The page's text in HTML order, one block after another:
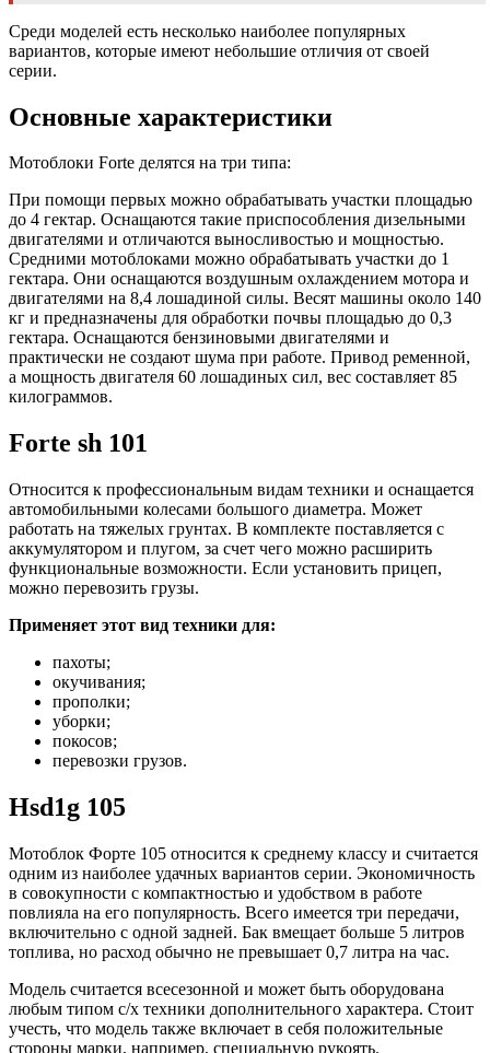
Среди моделей есть несколько наиболее популярных
вариантов, которые имеют небольшие отличия от своей
серии.
Основные характеристики
Мотоблоки Forte делятся на три типа:
При помощи первых можно обрабатывать участки площадью
до 4 гектар. Оснащаются такие приспособления дизельными
двигателями и отличаются выносливостью и мощностью.
Средними мотоблоками можно обрабатывать участки до 1
гектара. Они оснащаются воздушным охлаждением мотора и
двигателями на 8,4 лошадиной силы. Весят машины около 140
кг и предназначены для обработки почвы площадью до 0,3
гектара. Оснащаются бензиновыми двигателями и
практически не создают шума при работе. Привод ременной,
а мощность двигателя 60 лошадиных сил, вес составляет 85
килограммов.
Forte sh 101
Относится к профессиональным видам техники и оснащается
автомобильными колесами большого диаметра. Может
работать на тяжелых грунтах. В комплекте поставляется с
аккумулятором и плугом, за счет чего можно расширить
функциональные возможности. Если установить прицеп,
можно перевозить грузы.
Применяет этот вид техники для:
пахоты;
окучивания;
прополки;
уборки;
покосов;
перевозки грузов.
Hsd1g 105
Мотоблок Форте 105 относится к среднему классу и считается
одним из наиболее удачных вариантов серии. Экономичность
в совокупности с компактностью и удобством в работе
повлияла на его популярность. Всего имеется три передачи,
включительно с одной задней. Бак вмещает больше 5 литров
топлива, но расход обычно не превышает 0,7 литра на час.
Модель считается всесезонной и может быть оборудована
любым типом с/х техники дополнительного характера. Стоит
учесть, что модель также включает в себя положительные
стороны марки, например, специальную рукоять.